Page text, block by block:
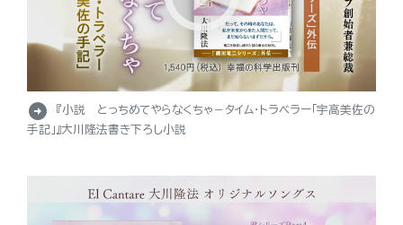
arrow_circle_right
『小説 とっちめてやらなくちゃ－タイム・トラベラー「宇高美佐の
手記」』大川隆法書き下ろし小説